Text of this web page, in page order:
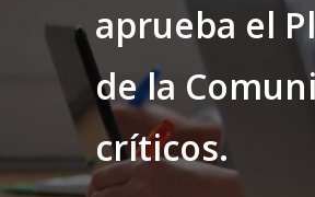
aprueba el
de la
críticos.